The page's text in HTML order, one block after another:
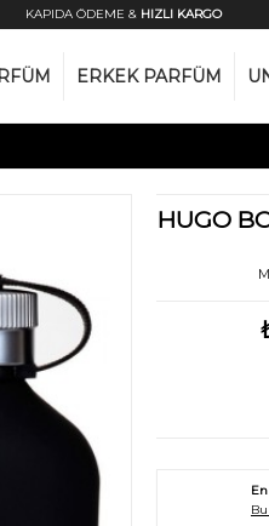
KAPIDA ÖDEME &HIZLI KARGO
ERKEK PARFÜM
HUGO